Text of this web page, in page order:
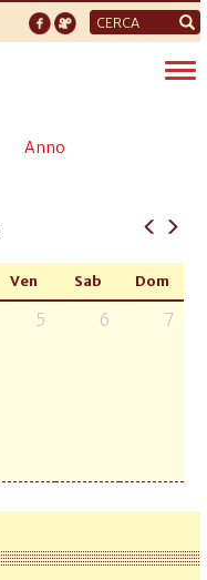
Form
di
ricerca
Anno
Ven Sab Dom
5 6 7